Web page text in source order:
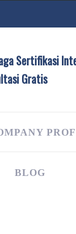
Sertifikasi
Gratis
BLOG